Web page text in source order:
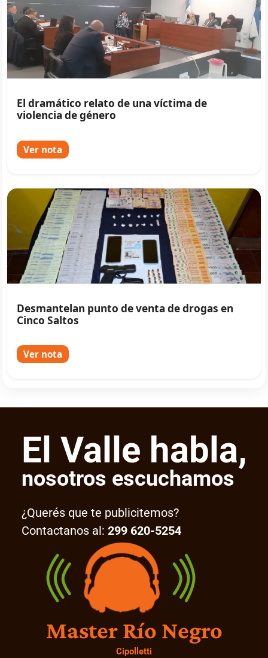
El dramático relato de una víctima de
violencia de género
Ver nota
Desmantelan punto de venta de drogas en
Cinco Saltos
Ver nota
El Valle habla,
nosotros escuchamos
¿Querés que te publicitemos?
Contactanos al: 299 620-5254
Master Río Negro
Cipolletti